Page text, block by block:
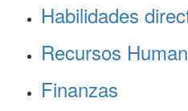
Habilidades
Recursos
Finanzas